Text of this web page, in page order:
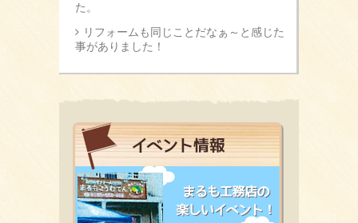
た。
リフォームも同じことだなぁ～と感じた
事がありました！